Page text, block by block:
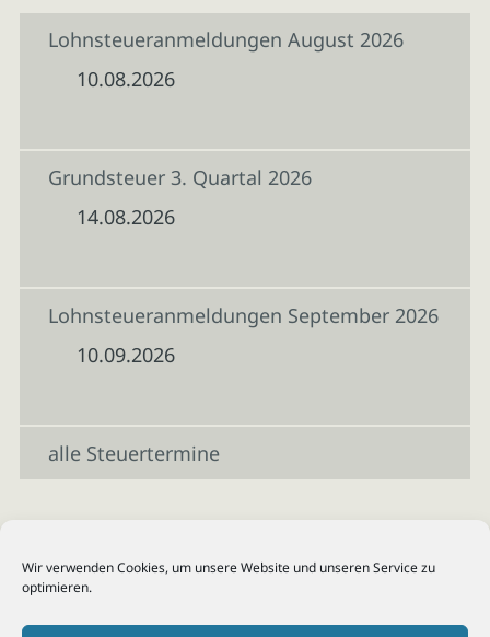
Wir verwenden Cookies, um unsere Website und unseren Service zu
optimieren.
Lohnsteueranmeldungen August 2026
10.08.2026
Grundsteuer 3. Quartal 2026
14.08.2026
Lohnsteueranmeldungen September 2026
10.09.2026
alle Steuertermine